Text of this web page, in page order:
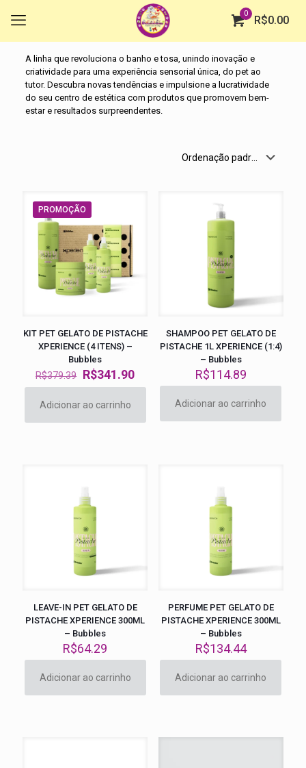
0
R$0.00
A linha que revoluciona o banho e tosa, unindo inovação e
criatividade para uma experiência sensorial única, do pet ao
tutor. Descubra novas tendências e impulsione a lucratividade
do seu centro de estética com produtos que promovem bem-
estar e resultados surpreendentes.
PROMOÇÃO
KIT PET GELATO DE PISTACHE
XPERIENCE (4 ITENS) –
Bubbles
R$379.39 O
preço
original
era:
R$379.39.
R$341.90O
preço
R$341.90.
Adicionar ao carrinho
SHAMPOO PET GELATO DE
PISTACHE 1L XPERIENCE (1:4)
– Bubbles
R$114.89
Adicionar ao carrinho
LEAVE-IN PET GELATO DE
PISTACHE XPERIENCE 300ML
– Bubbles
R$64.29
Adicionar ao carrinho
PERFUME PET GELATO DE
PISTACHE XPERIENCE 300ML
– Bubbles
R$134.44
Adicionar ao carrinho